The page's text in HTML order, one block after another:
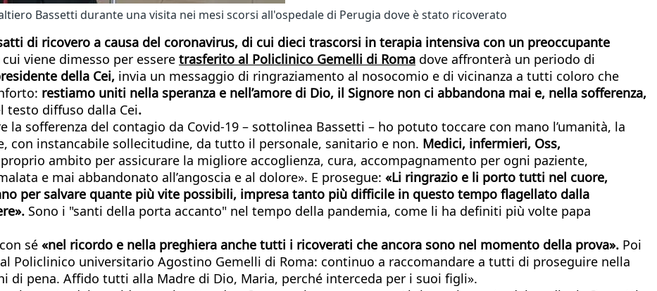
Bassetti durante una visita nei mesi scorsi all'ospedale di Perugia dove è stato ricoverato
di ricovero a causa del coronavirus, di cui dieci trascorsi in terapia intensiva con un preoccupante
viene dimesso per essere trasferito al Policlinico Gemelli di Roma dove affronterà un periodo di
della Cei, invia un messaggio di ringraziamento al nosocomio e di vicinanza a tutti coloro che
restiamo uniti nella speranza e nell’amore di Dio, il Signore non ci abbandona mai e, nella sofferenza,
testo diffuso dalla Cei.
sofferenza del contagio da Covid-19 – sottolinea Bassetti – ho potuto toccare con mano l’umanità, la
con instancabile sollecitudine, da tutto il personale, sanitario e non. Medici, infermieri, Oss,
ambito per assicurare la migliore accoglienza, cura, accompagnamento per ogni paziente,
e mai abbandonato all’angoscia e al dolore». E prosegue: «Li ringrazio e li porto tutti nel cuore,
per salvare quante più vite possibili, impresa tanto più difficile in questo tempo flagellato dalla
Sono i "santi della porta accanto" nel tempo della pandemia, come li ha definiti più volte papa
sé «nel ricordo e nella preghiera anche tutti i ricoverati che ancora sono nel momento della prova». Poi
Policlinico universitario Agostino Gemelli di Roma: continuo a raccomandare a tutti di proseguire nella
di pena. Affido tutti alla Madre di Dio, Maria, perché interceda per i suoi figli».